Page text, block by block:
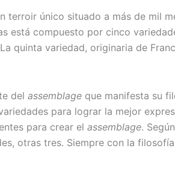
terroir único situado a más de mil
está compuesto por cinco
quinta variedad, originaria de
del assemblage que manifesta su
para lograr la mejor
para crear el assemblage.
otras tres. Siempre con la